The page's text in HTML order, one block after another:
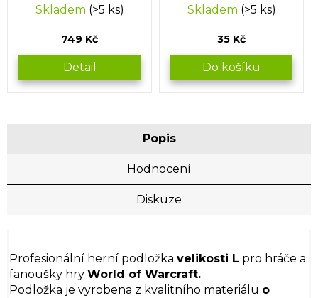
Skladem (>5 ks)
749 Kč
Detail
Skladem (>5 ks)
35 Kč
Do košíku
Popis
Hodnocení
Diskuze
Profesionální herní podložka velikosti L pro hráče a
fanoušky hry World of Warcraft.
Podložka je vyrobena z kvalitního materiálu o